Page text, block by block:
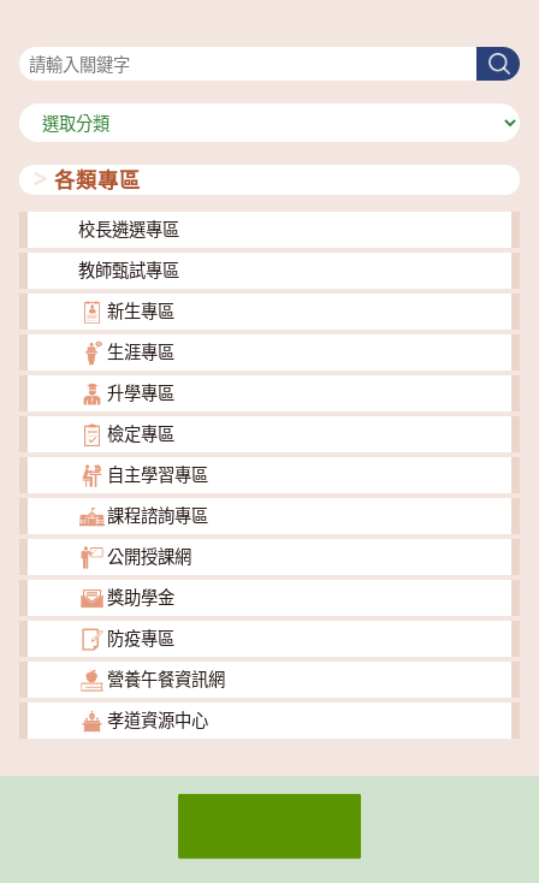
搜
尋
分
類
各類專區
校長遴選專區
教師甄試專區
新生專區
生涯專區
升學專區
檢定專區
自主學習專區
課程諮詢專區
公開授課網
獎助學金
防疫專區
營養午餐資訊網
孝道資源中心